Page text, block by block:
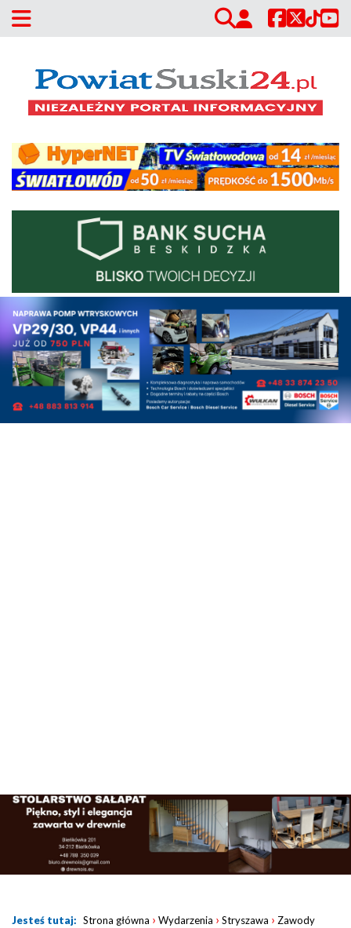
Jesteś tutaj: Strona główna › Wydarzenia › Stryszawa › Zawody